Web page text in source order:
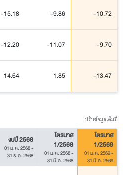
-15.18 -9.86 -10.72
-12.20 -11.07 -9.70
14.64 1.85 -13.47
ปรับข้อมูลเต็มปี
งบปี 2568
01 ม.ค. 2568-
31 ธ.ค. 2568
ไตรมาส
1/2568
01 ม.ค. 2568-
31 มี.ค. 2568
ไตรมาส
1/2569
01 ม.ค. 2569-
31 มี.ค. 2569